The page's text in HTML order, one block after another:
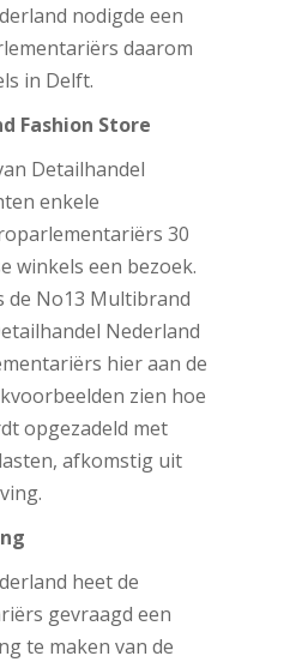
nodigde een
daarom
in Delft.
Fashion Store
Detailhandel
enkele
30
winkels een bezoek.
de No13 Multibrand
Nederland
hier aan de
zien hoe
opgezadeld met
afkomstig uit
heet de
gevraagd een
te maken van de